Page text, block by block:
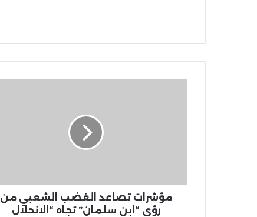
مؤشرات تصاعد الغضب الشعبي من
رؤى “ابن سلمان” تجاه “الانحلال